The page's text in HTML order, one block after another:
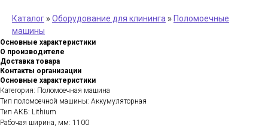
Каталог»Оборудование для клининга» Поломоечные
машины
Основные характеристики
О производителе
Доставка товара
Контакты организации
Основные характеристики
Категория: Поломоечная машина
Тип поломоечной машины: Аккумуляторная
Тип АКБ: Lithium
Рабочая ширина, мм: 1100